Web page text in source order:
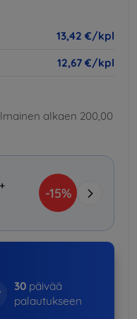
13,42 €/kpl
12,67 €/kpl
alkaen 200,00
-15%
30 päivää
palautukseen